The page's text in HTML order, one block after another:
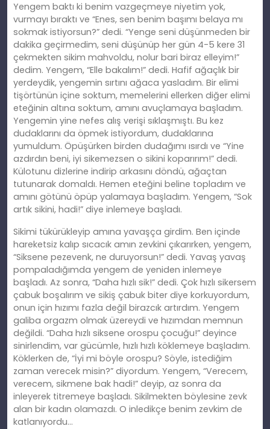
Yengem baktı ki benim vazgeçmeye niyetim yok,
vurmayı bıraktı ve “Enes, sen benim başımı belaya mı
sokmak istiyorsun?” dedi. “Yenge seni düşünmeden bir
dakika geçirmedim, seni düşünüp her gün 4-5 kere 31
çekmekten sikim mahvoldu, nolur bari biraz elleyim!”
dedim. Yengem, “Elle bakalım!” dedi. Hafif ağaçlık bir
yerdeydik, yengemin sırtını ağaca yasladım. Bir elimi
tişörtünün içine soktum, memelerini ellerken diğer elimi
eteğinin altına soktum, amını avuçlamaya başladım.
Yengemin yine nefes alış verişi sıklaşmıştı. Bu kez
dudaklarını da öpmek istiyordum, dudaklarına
yumuldum. Öpüşürken birden dudağımı ısırdı ve “Yine
azdırdın beni, iyi sikemezsen o sikini koparırım!” dedi.
Külotunu dizlerine indirip arkasını döndü, ağaçtan
tutunarak domaldı. Hemen eteğini beline topladım ve
amını götünü öpüp yalamaya başladım. Yengem, “Sok
artık sikini, hadi!” diye inlemeye başladı.
Sikimi tükürükleyip amına yavaşça girdim. Ben içinde
hareketsiz kalıp sıcacık amın zevkini çıkarırken, yengem,
“Siksene pezevenk, ne duruyorsun!” dedi. Yavaş yavaş
pompaladığımda yengem de yeniden inlemeye
başladı. Az sonra, “Daha hızlı sik!” dedi. Çok hızlı sikersem
çabuk boşalırım ve sikiş çabuk biter diye korkuyordum,
onun için hızımı fazla değil birazcık artırdım. Yengem
galiba orgazm olmak üzereydi ve hızımdan memnun
değildi. “Daha hızlı siksene orospu çocuğu!” deyince
sinirlendim, var gücümle, hızlı hızlı köklemeye başladım.
Köklerken de, “İyi mi böyle orospu? Söyle, istediğim
zaman verecek misin?” diyordum. Yengem, “Verecem,
verecem, sikmene bak hadi!” deyip, az sonra da
inleyerek titremeye başladı. Sikilmekten böylesine zevk
alan bir kadın olamazdı. O inledikçe benim zevkim de
katlanıyordu…